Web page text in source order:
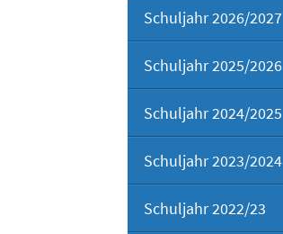
Schuljahr 2026/2027
Schuljahr 2025/2026
Schuljahr 2024/2025
Schuljahr 2023/2024
Schuljahr 2022/23